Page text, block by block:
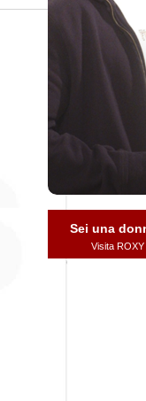
Sei una
Visita ROXY